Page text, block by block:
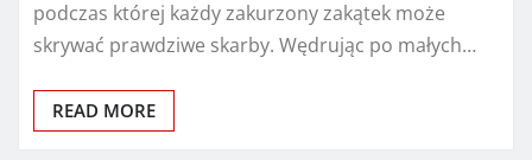
podczas której każdy zakurzony zakątek może
skrywać prawdziwe skarby. Wędrując po małych…
READ MORE